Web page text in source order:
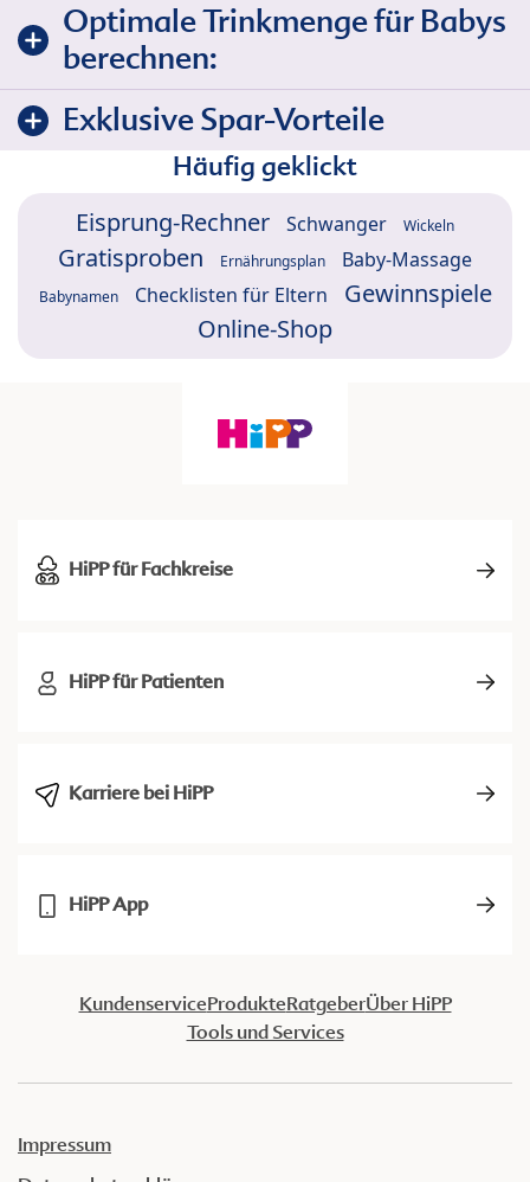
Optimale Trinkmenge für Babys
berechnen:
Exklusive Spar-Vorteile
Häufig geklickt
Eisprung-Rechner Schwanger Wickeln
Gratisproben Ernährungsplan Baby-Massage
Babynamen Checklisten für Eltern
Gewinnspiele
Online-Shop
HiPP für Fachkreise
HiPP für Patienten
Karriere bei HiPP
HiPP App
KundenserviceProdukteRatgeberÜber HiPP
Tools und Services
Impressum